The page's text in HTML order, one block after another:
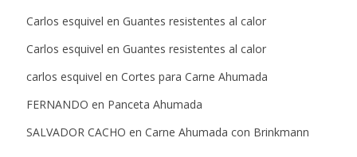
Carlos esquivel en Guantes resistentes al calor
Carlos esquivel en Guantes resistentes al calor
carlos esquivel en Cortes para Carne Ahumada
FERNANDO en Panceta Ahumada
SALVADOR CACHO en Carne Ahumada con Brinkmann